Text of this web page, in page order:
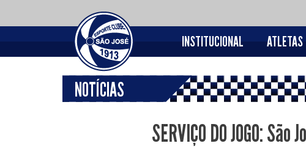
INSTITUCIONAL ATLETAS
NOTÍCIAS
SERVIÇO DO JOGO: